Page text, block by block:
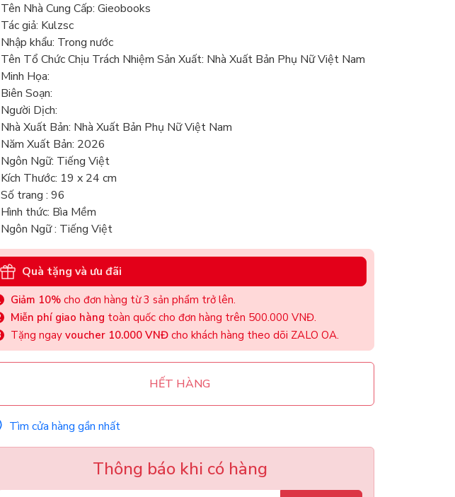
Tên Nhà Cung Cấp: Gieobooks
Tác giả: Kulzsc
Nhập khẩu: Trong nước
Tên Tổ Chức Chịu Trách Nhiệm Sản Xuất: Nhà Xuất Bản Phụ Nữ Việt Nam
Minh Họa:
Biên Soạn:
Người Dịch:
Nhà Xuất Bản: Nhà Xuất Bản Phụ Nữ Việt Nam
Năm Xuất Bản: 2026
Ngôn Ngữ: Tiếng Việt
Kích Thước: 19 x 24 cm
Số trang : 96
Hình thức: Bìa Mềm
Ngôn Ngữ : Tiếng Việt
Quà tặng và ưu đãi
Giảm 10% cho đơn hàng từ 3 sản phẩm trở lên.
Miễn phí giao hàng toàn quốc cho đơn hàng trên 500.000 VNĐ.
Tặng ngay voucher 10.000 VNĐ cho khách hàng theo dõi ZALO OA.
HẾT HÀNG
Tìm cửa hàng gần nhất
Thông báo khi có hàng